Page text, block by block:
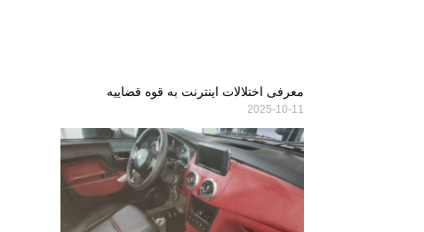
معرفی اختلالات اینترنت به قوه قضاییه
2025-10-11